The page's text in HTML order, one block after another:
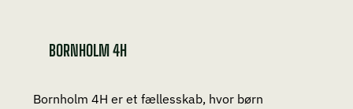
BORNHOLM 4H
Bornholm 4H er et fællesskab, hvor børn